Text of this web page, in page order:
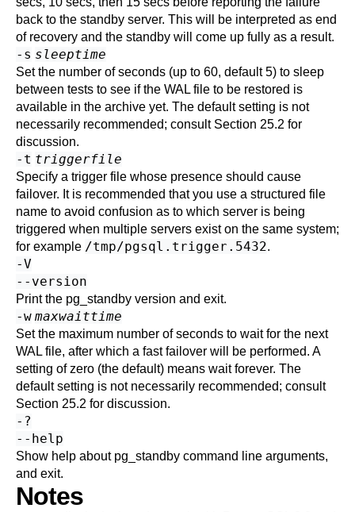
back to the standby server. This will be interpreted as end
of recovery and the standby will come up fully as a result.
-s sleeptime
Set the number of seconds (up to 60, default 5) to sleep
between tests to see if the WAL file to be restored is
available in the archive yet. The default setting is not
necessarily recommended; consult Section 25.2 for
discussion.
-t triggerfile
Specify a trigger file whose presence should cause
failover. It is recommended that you use a structured file
name to avoid confusion as to which server is being
triggered when multiple servers exist on the same system;
for example /tmp/pgsql.trigger.5432.
-V
--version
Print the pg_standby version and exit.
-w maxwaittime
Set the maximum number of seconds to wait for the next
WAL file, after which a fast failover will be performed. A
setting of zero (the default) means wait forever. The
default setting is not necessarily recommended; consult
Section 25.2 for discussion.
-?
--help
Show help about pg_standby command line arguments,
and exit.
Notes